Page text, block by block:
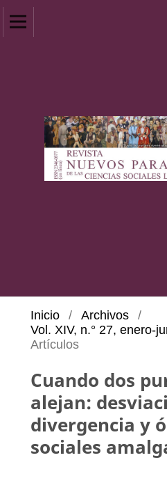
Inicio / Archivos
/
Vol. XIV, n.° 27, enero-
Artículos
Cuando dos
alejan:
divergencia y
sociales